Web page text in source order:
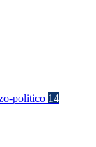
politico 14